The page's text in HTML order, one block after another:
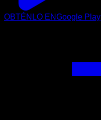
OBTÉNLO ENGoogle Play